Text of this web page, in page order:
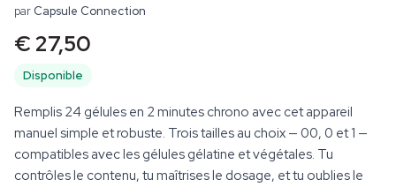
par Capsule Connection
€ 27,50
Disponible
Remplis 24 gélules en 2 minutes chrono avec cet appareil
manuel simple et robuste. Trois tailles au choix — 00, 0 et 1 —
compatibles avec les gélules gélatine et végétales. Tu
contrôles le contenu, tu maîtrises le dosage, et tu oublies le